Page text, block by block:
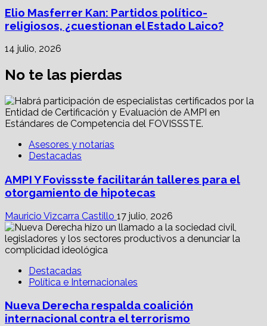
Elio Masferrer Kan: Partidos político-
religiosos, ¿cuestionan el Estado Laico?
14 julio, 2026
No te las pierdas
Asesores y notarías
Destacadas
AMPI Y Fovissste facilitarán talleres para el
otorgamiento de hipotecas
Mauricio Vizcarra Castillo 17 julio, 2026
Destacadas
Política e Internacionales
Nueva Derecha respalda coalición
internacional contra el terrorismo